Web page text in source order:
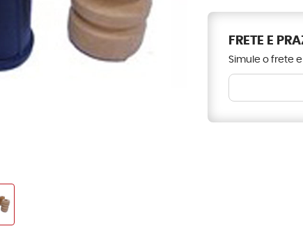
FRETE E
Simule o frete